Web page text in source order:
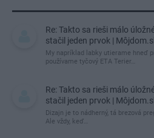
Re: Takto sa rieši málo
stačil jeden prvok |
My napríklad labky utierame hneď
používame tyčový ETA Terier…
Re: Takto sa rieši málo
stačil jeden prvok |
Dizajn je to nádherný, tá brezová
Ale vždy, keď…